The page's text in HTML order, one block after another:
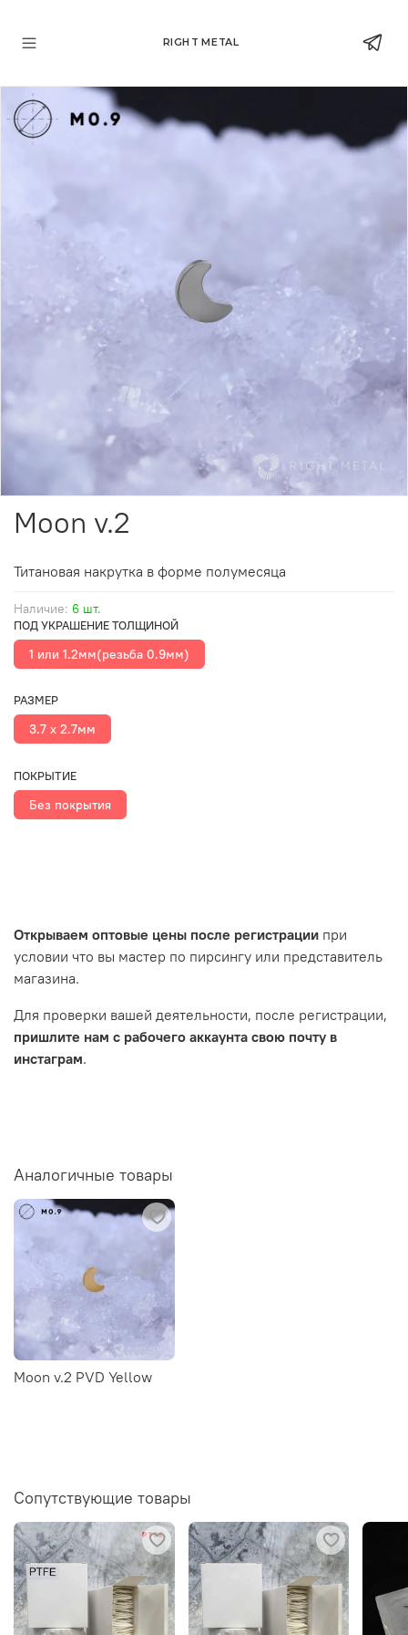
RIGHT METAL
Наличие: 6 шт.
Moon v.2
ПОД УКРАШЕНИЕ ТОЛЩИНОЙ
1 или 1.2мм(резьба 0.9мм)
РАЗМЕР
3.7 х 2.7мм
ПОКРЫТИЕ
Без покрытия
Титановая накрутка в форме полумесяца
Открываем оптовые цены после регистрации при
условии что вы мастер по пирсингу или представитель
магазина.
Для проверки вашей деятельности, после регистрации,
пришлите нам с рабочего аккаунта свою почту в
инстаграм.
Аналогичные товары
Moon v.2 PVD Yellow
Сопутствующие товары